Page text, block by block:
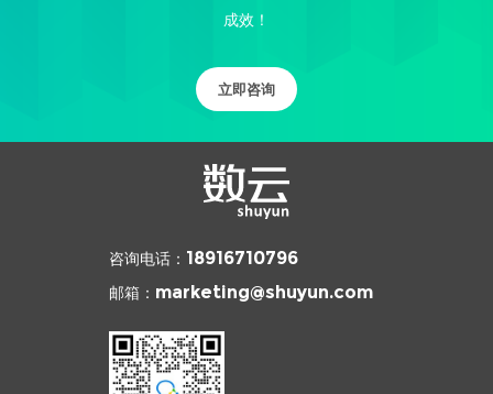
成效！
立即咨询
咨询电话： 18916710796
邮箱： marketing@shuyun.com